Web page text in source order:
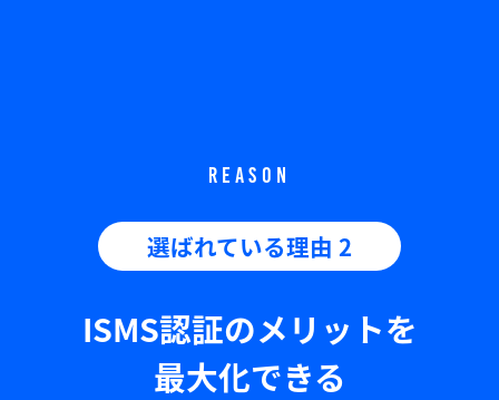
REASON
選ばれている理由 2
ISMS認証のメリットを
最大化できる